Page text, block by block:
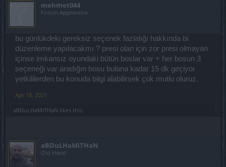
mehmet044
Forum Apprentice
bu günlükdeki gereksiz seçenek fazlalığı hakkında bi
düzenleme yapılacakmı ? presi olan için zor presi olmayan
içinse imkansız oyundaki bütün boslar var + her bosun 3
seçeneği var aradığın bosu bulana kadar 15 dk geçiyor
yetkililerden bu konuda bilgi alabilirsek çok mutlu oluruz.
Apr 18, 2021
aBDuLHaMiTHaN likes this.
aBDuLHaMiTHaN
Old Hand